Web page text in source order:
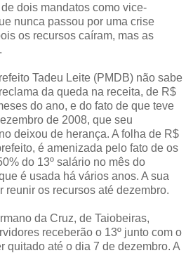
dois mandatos como vice-
nunca passou por uma crise
os recursos caíram, mas as
Tadeu Leite (PMDB) não sabe
da queda na receita, de R$
do ano, e do fato de que teve
de 2008, que seu
deixou de herança. A folha de R$
é amenizada pelo fato de os
do 13º salário no mês do
é usada há vários anos. A sua
reunir os recursos até dezembro.
da Cruz, de Taiobeiras,
receberão o 13º junto com o
quitado até o dia 7 de dezembro. A